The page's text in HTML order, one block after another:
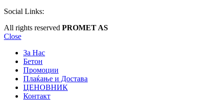
Social Links:
All rights reserved PROMET AS
Close
За Нас
Бетон
Промоции
Плаќање и Достава
ЦЕНОВНИК
Контакт